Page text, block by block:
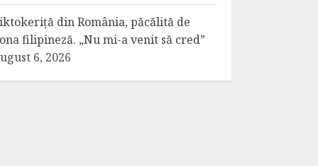
din România, păcălită de
filipineză. „Nu mi-a venit să cred”
6, 2026